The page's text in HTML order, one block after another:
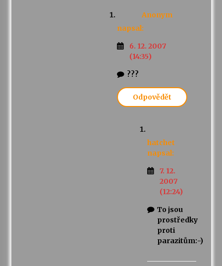
Anonym
napsal:
6. 12. 2007
(14:35)
???
Odpovědět
hatchet
napsal:
7. 12.
2007
(12:24)
To jsou
prostředky
proti
parazitům:-)